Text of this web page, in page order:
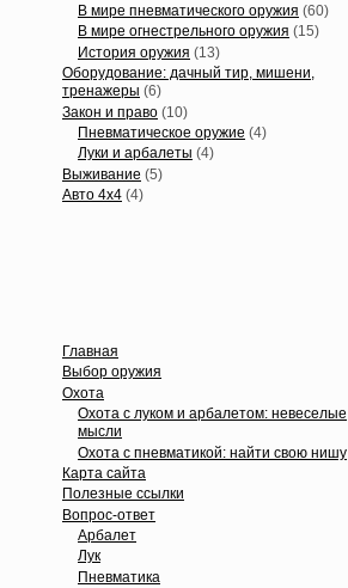
В мире пневматического оружия (60)
В мире огнестрельного оружия (15)
История оружия (13)
Оборудование: дачный тир, мишени,
тренажеры (6)
Закон и право (10)
Пневматическое оружие (4)
Луки и арбалеты (4)
Выживание (5)
Авто 4х4 (4)
Главная
Выбор оружия
Охота
Охота с луком и арбалетом: невеселые
мысли
Охота с пневматикой: найти свою нишу
Карта сайта
Полезные ссылки
Вопрос-ответ
Арбалет
Лук
Пневматика